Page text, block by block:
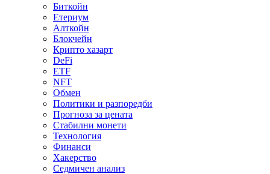
Биткойн
Етериум
Алткойн
Блокчейн
Крипто хазарт
DeFi
ETF
NFT
Обмен
Политики и разпоредби
Прогноза за цената
Стабилни монети
Технология
Финанси
Хакерство
Седмичен анализ